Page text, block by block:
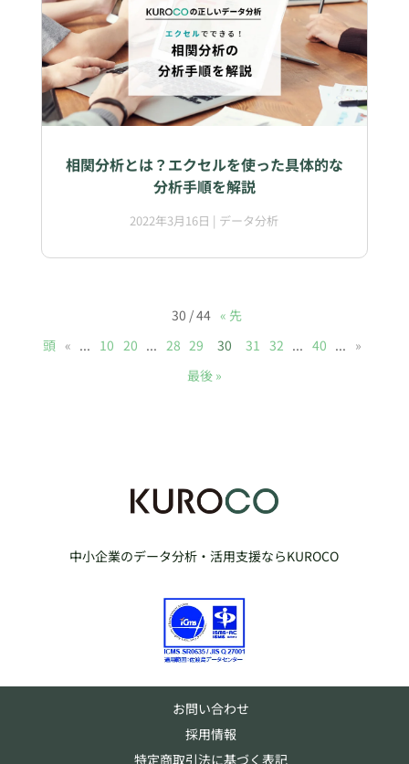
相関分析とは？エクセルを使った具体的な
分析手順を解説
2022年3月16日 | データ分析
30 / 44 « 先
頭 « ... 10 20 ... 28 29 30 31 32 ... 40 ... »
最後 »
中小企業のデータ分析・活用支援ならKUROCO
お問い合わせ
採用情報
特定商取引法に基づく表記